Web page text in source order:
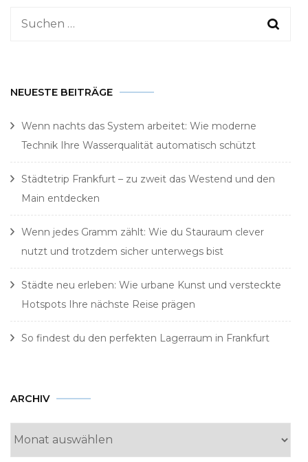
Suchen
NEUESTE BEITRÄGE
Wenn nachts das System arbeitet: Wie moderne
Technik Ihre Wasserqualität automatisch schützt
Städtetrip Frankfurt – zu zweit das Westend und den
Main entdecken
Wenn jedes Gramm zählt: Wie du Stauraum clever
nutzt und trotzdem sicher unterwegs bist
Städte neu erleben: Wie urbane Kunst und versteckte
Hotspots Ihre nächste Reise prägen
So findest du den perfekten Lagerraum in Frankfurt
ARCHIV Archiv